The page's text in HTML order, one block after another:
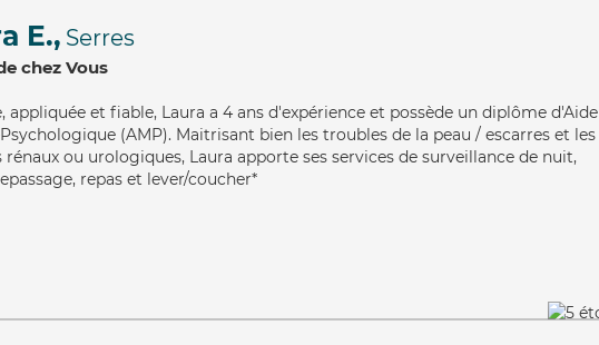
E., Serres
chez Vous
, appliquée et fiable, Laura a 4 ans d'expérience et possède un diplôme d'Aide
(AMP). Maitrisant bien les troubles de la peau / escarres et les
ou urologiques, Laura apporte ses services de surveillance de nuit,
repas et lever/coucher*